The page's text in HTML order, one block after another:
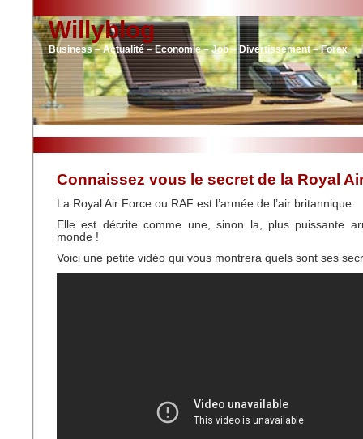
Willyblog
Business – Actualité – Economie – Job – Divertissement – Forex
Connaissez vous le secret de la Royal
La Royal Air Force ou RAF est l’armée de l’air britannique.
Elle est décrite comme une, sinon la, plus puissante
monde !
Voici une petite vidéo qui vous montrera quels sont ses